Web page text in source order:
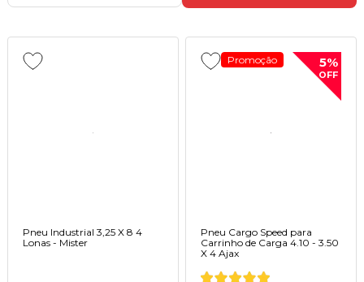
Pneu Industrial 3,25 X 8 4
Lonas - Mister
Promoção 5%
OFF
Pneu Cargo Speed para
Carrinho de Carga 4.10 - 3.50
X 4 Ajax